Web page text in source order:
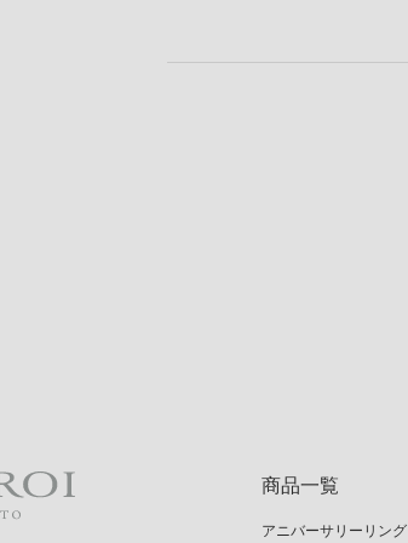
商品一覧
アニバーサリーリング